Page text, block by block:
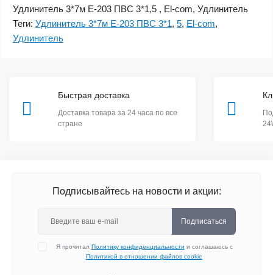
Удлинитель 3*7м Е-203 ПВС 3*1,5 , El-com, Удлинитель
Теги: Удлинитель 3*7м Е-203 ПВС 3*1, 5, El-com,
Удлинитель
Быстрая доставка
Доставка товара за 24 часа по все
стране
Подписывайтесь на новости и акции:
Подписаться
Я прочитал Политику конфиденциальности и соглашаюсь с
Политикой в отношении файлов cookie